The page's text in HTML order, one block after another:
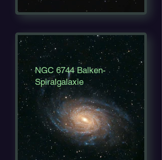
NGC 6744 Balken-
Spiralgalaxie